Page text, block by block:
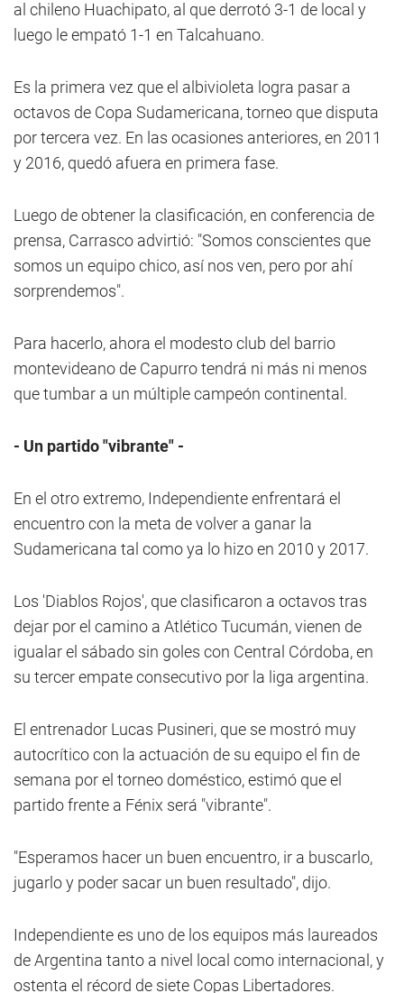
al chileno Huachipato, al que derrotó 3-1 de local y
luego le empató 1-1 en Talcahuano.
Es la primera vez que el albivioleta logra pasar a
octavos de Copa Sudamericana, torneo que disputa
por tercera vez. En las ocasiones anteriores, en 2011
y 2016, quedó afuera en primera fase.
Luego de obtener la clasificación, en conferencia de
prensa, Carrasco advirtió: "Somos conscientes que
somos un equipo chico, así nos ven, pero por ahí
sorprendemos".
Para hacerlo, ahora el modesto club del barrio
montevideano de Capurro tendrá ni más ni menos
que tumbar a un múltiple campeón continental.
- Un partido "vibrante" -
En el otro extremo, Independiente enfrentará el
encuentro con la meta de volver a ganar la
Sudamericana tal como ya lo hizo en 2010 y 2017.
Los 'Diablos Rojos', que clasificaron a octavos tras
dejar por el camino a Atlético Tucumán, vienen de
igualar el sábado sin goles con Central Córdoba, en
su tercer empate consecutivo por la liga argentina.
El entrenador Lucas Pusineri, que se mostró muy
autocrítico con la actuación de su equipo el fin de
semana por el torneo doméstico, estimó que el
partido frente a Fénix será "vibrante".
"Esperamos hacer un buen encuentro, ir a buscarlo,
jugarlo y poder sacar un buen resultado", dijo.
Independiente es uno de los equipos más laureados
de Argentina tanto a nivel local como internacional, y
ostenta el récord de siete Copas Libertadores.